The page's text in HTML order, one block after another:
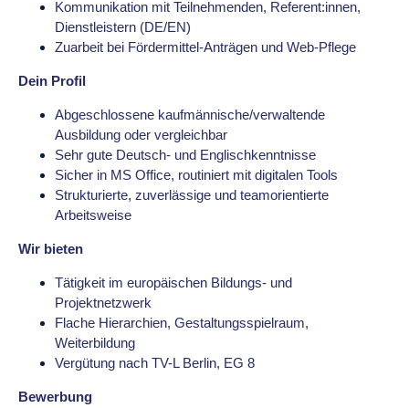
Kommunikation mit Teilnehmenden, Referent:innen,
Dienstleistern (DE/EN)
Zuarbeit bei Fördermittel-Anträgen und Web-Pflege
Dein Profil
Abgeschlossene kaufmännische/verwaltende
Ausbildung oder vergleichbar
Sehr gute Deutsch- und Englischkenntnisse
Sicher in MS Office, routiniert mit digitalen Tools
Strukturierte, zuverlässige und teamorientierte
Arbeitsweise
Wir bieten
Tätigkeit im europäischen Bildungs- und
Projektnetzwerk
Flache Hierarchien, Gestaltungsspielraum,
Weiterbildung
Vergütung nach TV-L Berlin, EG 8
Bewerbung